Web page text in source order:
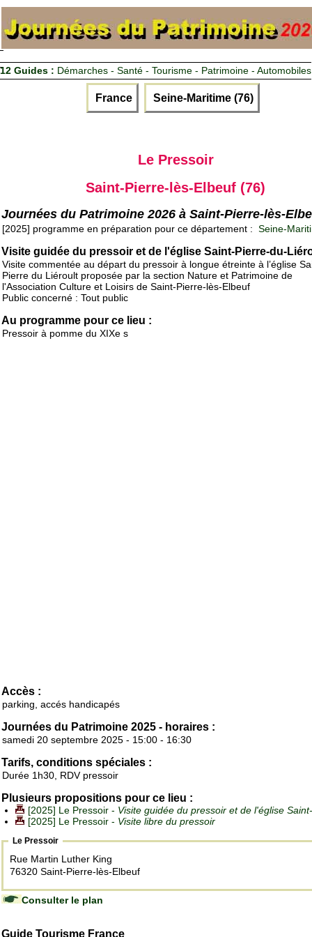
12 Guides : Démarches - Santé - Tourisme - Patrimoine - Automobiles
France Seine-Maritime (76)
Le Pressoir
Saint-Pierre-lès-Elbeuf (76)
Journées du Patrimoine 2026 à Saint-Pierre-lès-
[2025] programme en préparation pour ce département : Seine-
Visite guidée du pressoir et de l'église Saint-Pierre-du-
Visite commentée au départ du pressoir à longue étreinte à l’église
Pierre du Liéroult proposée par la section Nature et Patrimoine de
l'Association Culture et Loisirs de Saint-Pierre-lès-Elbeuf
Public concerné : Tout public
Au programme pour ce lieu :
Pressoir à pomme du XIXe s
Accès :
parking, accés handicapés
Journées du Patrimoine 2025 - horaires :
samedi 20 septembre 2025 - 15:00 - 16:30
Tarifs, conditions spéciales :
Durée 1h30, RDV pressoir
Plusieurs propositions pour ce lieu :
[2025] Le Pressoir - Visite guidée du pressoir et de l'église
[2025] Le Pressoir - Visite libre du pressoir
Le Pressoir
Rue Martin Luther King
76320 Saint-Pierre-lès-Elbeuf
Consulter le plan
Guide Tourisme France